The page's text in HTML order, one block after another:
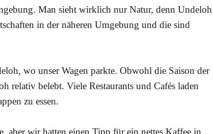
Man sieht wirklich nur Natur, denn Undeloh
in der näheren Umgebung und die sind
wo unser Wagen parkte. Obwohl die Saison der
relativ belebt. Viele Restaurants und Cafés laden
zu essen.
aber wir hatten einen Tipp für ein nettes Kaffee in